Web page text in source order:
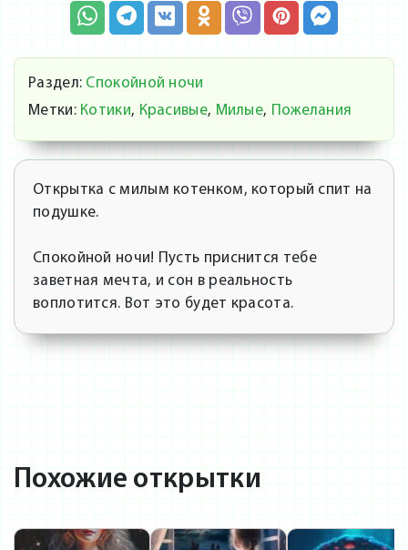
Раздел: Спокойной ночи
Метки: Котики, Красивые, Милые, Пожелания
Открытка с милым котенком, который спит на
подушке.
Спокойной ночи! Пусть приснится тебе
заветная мечта, и сон в реальность
воплотится. Вот это будет красота.
Похожие открытки